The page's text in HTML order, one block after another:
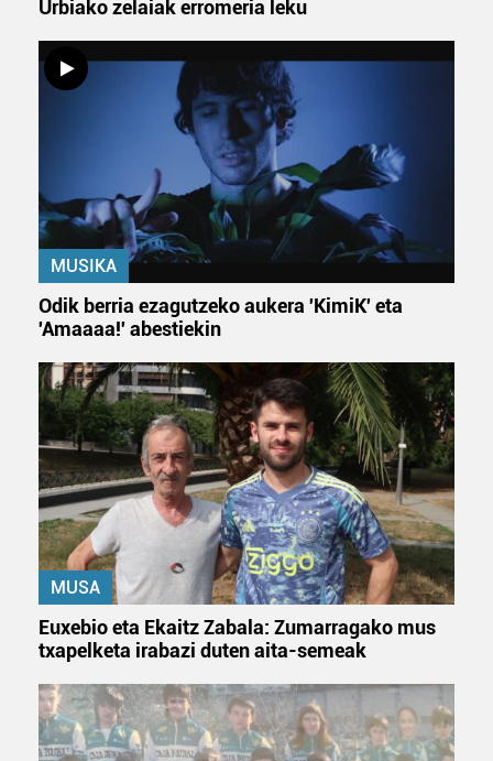
Webgune honek cookie propioak eta hirugarrenen cookie-
fitxategiak erabiltzen ditu. Zure esperientzia eta
zerbitzuak hobetzeko asmoz, cookie teknologiaz
baliatzen gara. Ohar hau onartuz gero, teknologia hori
erabiltzeko baimen esplizitua ematen diguzu.Gehiago
irakurri
Urbiako zelaiak erromeria leku
MUSIKA
Odik berria ezagutzeko aukera 'KimiK' eta
'Amaaaa!' abestiekin
MUSA
Euxebio eta Ekaitz Zabala: Zumarragako mus
txapelketa irabazi duten aita-semeak